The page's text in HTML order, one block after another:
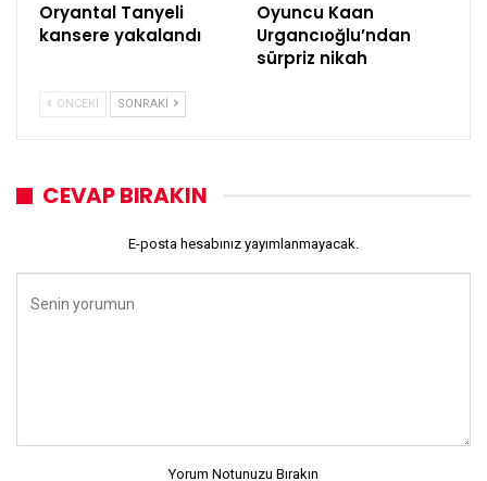
Oryantal Tanyeli
kansere yakalandı
Oyuncu Kaan
Urgancıoğlu’ndan
sürpriz nikah
ÖNCEKI SONRAKI
CEVAP BIRAKIN
E-posta hesabınız yayımlanmayacak.
Yorum Notunuzu Bırakın